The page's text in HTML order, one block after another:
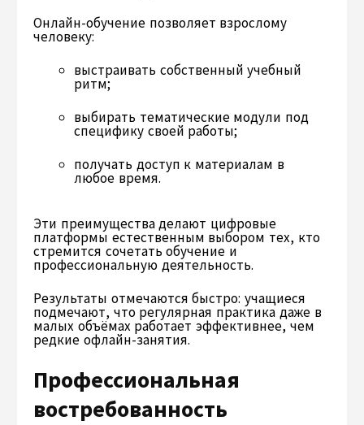
Онлайн-обучение позволяет взрослому
человеку:
выстраивать собственный учебный
ритм;
выбирать тематические модули под
специфику своей работы;
получать доступ к материалам в
любое время.
Эти преимущества делают цифровые
платформы естественным выбором тех, кто
стремится сочетать обучение и
профессиональную деятельность.
Результаты отмечаются быстро: учащиеся
подмечают, что регулярная практика даже в
малых объёмах работает эффективнее, чем
редкие офлайн-занятия.
Профессиональная
востребованность